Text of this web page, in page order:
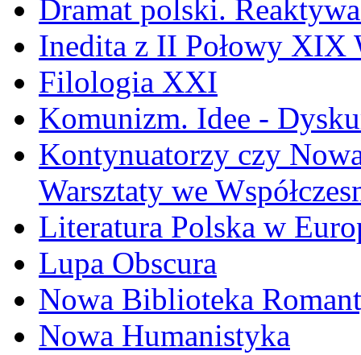
Dramat polski.
Inedita z II Połowy XIX
Filologia XXI
Komunizm. Idee -
Kontynuatorzy czy
Warsztaty we
Literatura Polska w
Lupa Obscura
Nowa Biblioteka
Nowa Humanistyka